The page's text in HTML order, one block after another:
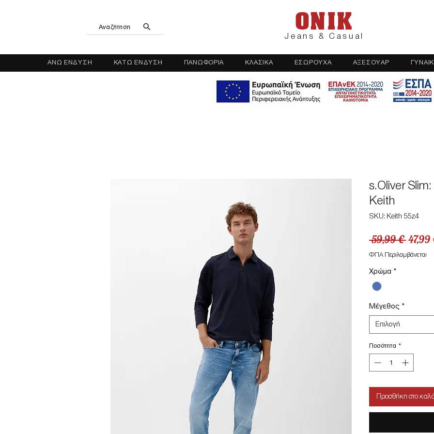
Αναζήτηση ONIK
Jeans & Casual
ΑΝΩ ΕΝΔΥΣΗ ΚΑΤΩ ΕΝΔΥΣΗ ΠΑΝΩΦΟΡΙΑ ΚΛΑΣΙΚΑ ΕΣΩΡΟΥΧΑ ΑΞΕΣΟΥΑΡ
s.Oliver
Keith
SKU: Keith 55z4
59,99 €
τιμή
47,99
ΦΠΑ Περιλαμβάνεται
Χρώμα *
Μέγεθος *
Επιλογή
Ποσότητα *
Προσθήκη στο